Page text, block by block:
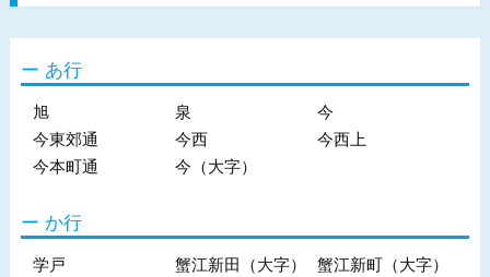
あ行
旭 泉
今
今東郊通
今西
今西上
今本町通
今（大字）
か行
学戸 蟹江新田（大字）
蟹江新町（大字）